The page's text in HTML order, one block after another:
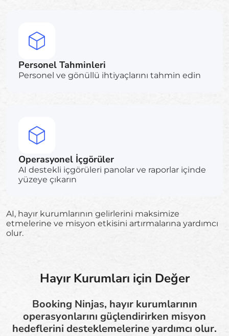
Personel Tahminleri
Personel ve gönüllü ihtiyaçlarını tahmin edin
Operasyonel İçgörüler
AI destekli içgörüleri panolar ve raporlar içinde
yüzeye çıkarın
AI, hayır kurumlarının gelirlerini maksimize
etmelerine ve misyon etkisini artırmalarına yardımcı
olur.
Hayır Kurumları için Değer
Booking Ninjas, hayır kurumlarının
operasyonlarını güçlendirirken misyon
hedeflerini desteklemelerine yardımcı olur.